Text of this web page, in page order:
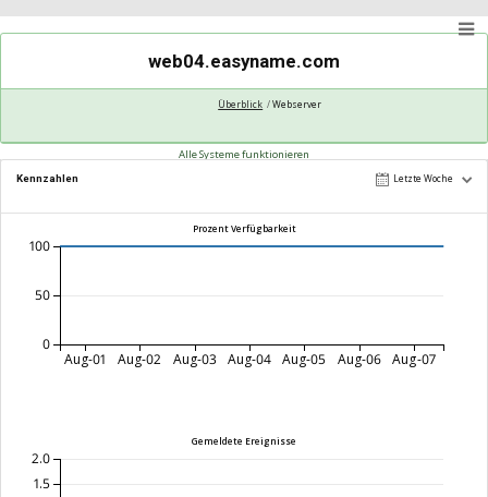
web04.easyname.com
Überblick Webserver
Alle Systeme funktionieren
Kennzahlen Letzte Woche
Prozent Verfügbarkeit
Aug-01 Aug-02 Aug-03 Aug-04 Aug-05 Aug-06 Aug-07
0
50
100
Gemeldete Ereignisse
1.5
2.0